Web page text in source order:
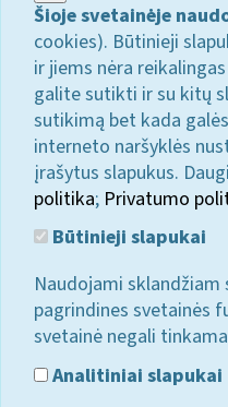
Šioje svetainėje
cookies). Būtinieji
ir jiems nėra
galite sutikti ir su kitų
sutikimą bet kada
interneto naršyklės
įrašytus slapukus.
politika; Privatumo
Būtinieji slapukai
Naudojami
pagrindines svetainės
svetainė negali
Analitiniai slapukai